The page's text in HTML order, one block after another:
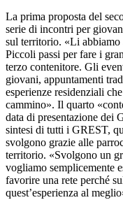
La prima proposta del
serie di incontri per
sul territorio. «Li
Piccoli passi per fare i
terzo contenitore. Gli
giovani, appuntamenti
esperienze residenziali
cammino». Il quarto
data di presentazione dei
sintesi di tutti i GREST,
svolgono grazie alle
territorio. «Svolgono un
vogliamo semplicemente
favorire una rete perché
quest’esperienza al